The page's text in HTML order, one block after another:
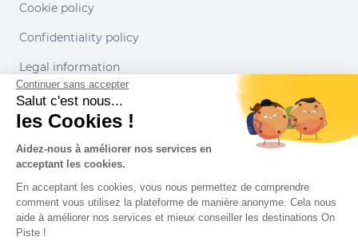
Cookie policy
Confidentiality policy
Legal information
Conditions of use
Our partners
Continuer sans accepter
Salut c'est nous...
les Cookies !
Aidez-nous à améliorer nos services en
acceptant les cookies.
En acceptant les cookies, vous nous permettez de comprendre
comment vous utilisez la plateforme de manière anonyme. Cela nous
aide à améliorer nos services et mieux conseiller les destinations On
Piste !